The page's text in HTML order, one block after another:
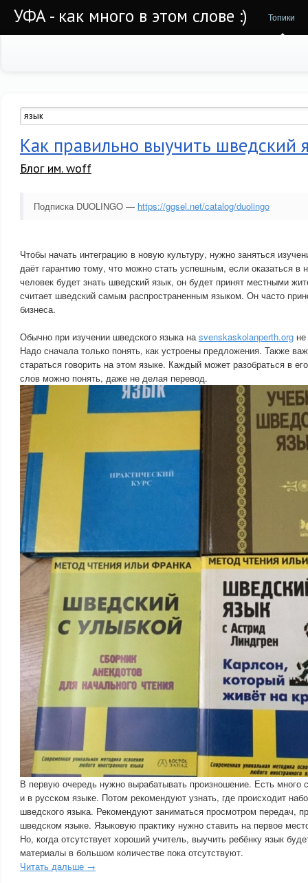
УФА - как много в этом слове :) Топики
Как правильно выучить шведский
Блог им. woff
Подписка DUOLINGO — https://ggsel.net/catalog/duolingo
Чтобы начать интеграцию в новую культуру, нужно заняться
даёт гарантию тому, что можно стать успешным, если оказаться в
человек будет знать шведский язык, он будет принят местными
считает шведский самым распространенным языком. Он часто
бизнеса.
Обычно при изучении шведского языка наsvenskaskolanperth.org
Надо сначала только понять, как устроены предложения. Также
стараться говорить на этом языке. Каждый может разобраться в
слов можно понять, даже не делая перевод.
В первую очередь нужно вырабатывать произношение. Есть много
и в русском языке. Потом рекомендуют узнать, где происходит
шведского языка. Рекомендуют заниматься просмотром передач,
шведском языке. Языковую практику нужно ставить на первое
Но, когда отсутствует хороший учитель, выучить ребёнку язык
материалы в большом количестве пока отсутствуют.
Читать дальше →